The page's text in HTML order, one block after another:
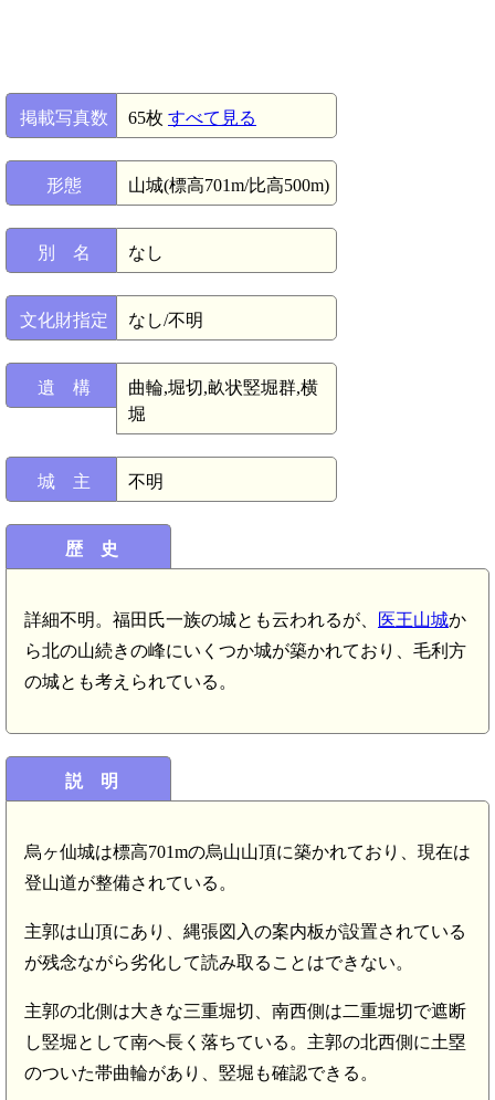
掲載写真数 65枚 すべて見る
形態 山城(標高701m/比高500m)
別 名 なし
文化財指定 なし/不明
遺 構
曲輪,堀切,畝状竪堀群,横
堀
城 主 不明
歴 史
詳細不明。福田氏一族の城とも云われるが、 医王山城か
ら北の山続きの峰にいくつか城が築かれており、毛利方
の城とも考えられている。
説 明
烏ヶ仙城は標高701mの烏山山頂に築かれており、現在は
登山道が整備されている。
主郭は山頂にあり、縄張図入の案内板が設置されている
が残念ながら劣化して読み取ることはできない。
主郭の北側は大きな三重堀切、南西側は二重堀切で遮断
し竪堀として南へ長く落ちている。主郭の北西側に土塁
のついた帯曲輪があり、竪堀も確認できる。